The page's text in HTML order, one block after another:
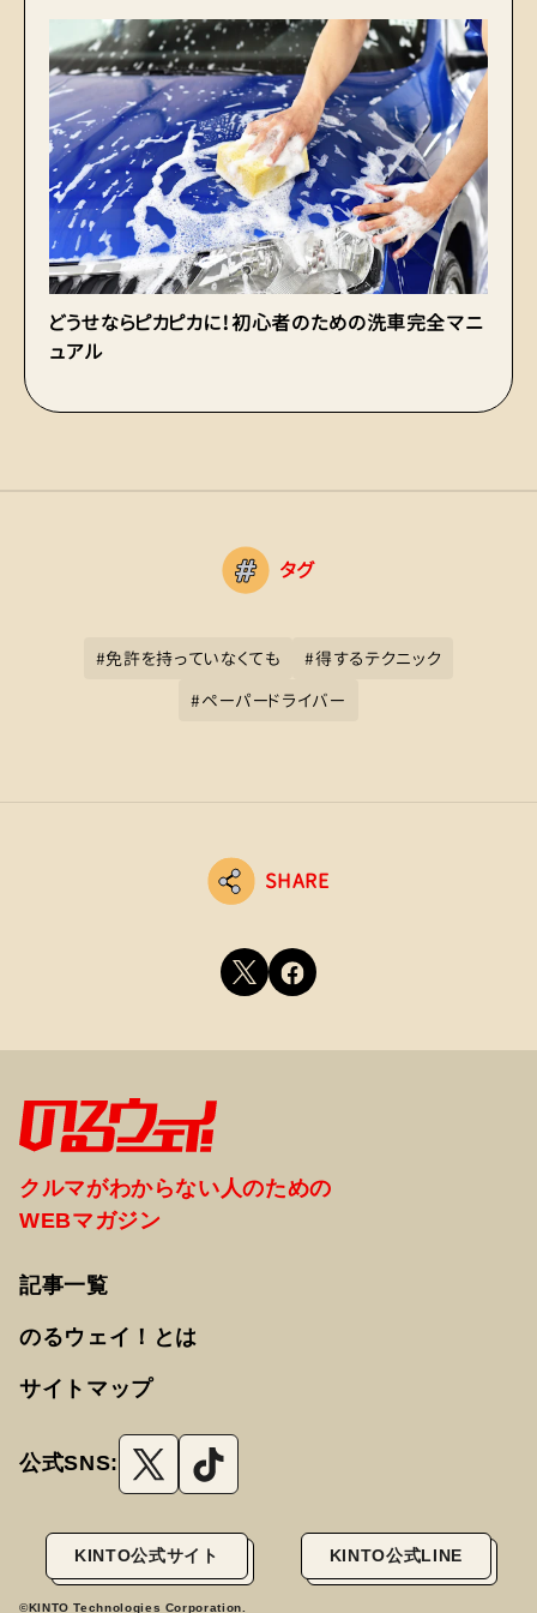
どうせならピカピカに！初心者のための洗車完全マニ
ュアル
タグ
#免許を持っていなくても #得するテクニック
#ペーパードライバー
SHARE
クルマがわからない人のための
WEBマガジン
記事一覧
のるウェイ！とは
サイトマップ
公式SNS:
KINTO公式サイト KINTO公式LINE
©KINTO Technologies Corporation.